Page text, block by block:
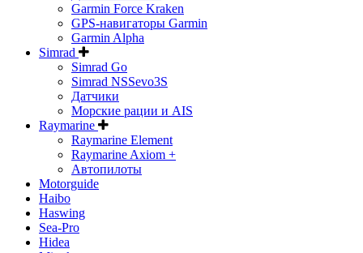
Garmin Force Kraken
GPS-навигаторы Garmin
Garmin Alpha
Simrad
Simrad Go
Simrad NSSevo3S
Датчики
Морские рации и AIS
Raymarine
Raymarine Element
Raymarine Axiom +
Автопилоты
Motorguide
Haibo
Haswing
Sea-Pro
Hidea